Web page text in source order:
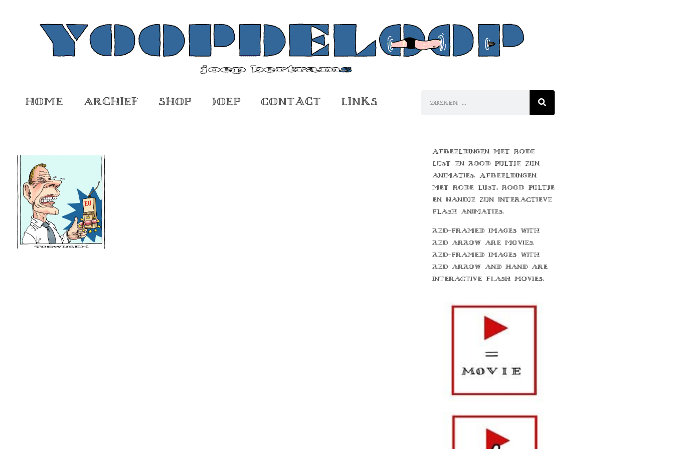
Home Archief Shop Joep Contact Links
Afbeeldingen met rode
lijst en rood pijltje zijn
animaties. Afbeeldingen
met rode lijst, rood pijltje
en handje zijn interactieve
flash animaties.
Red-framed images with
red arrow are movies.
Red-framed images with
red arrow and hand are
interactive flash movies.